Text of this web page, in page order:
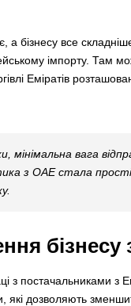
а бізнесу все
імпорту. Там
Еміратів
мінімальна вага
з ОАЕ стала
бізнесу
з постачальниками з
дозволяють